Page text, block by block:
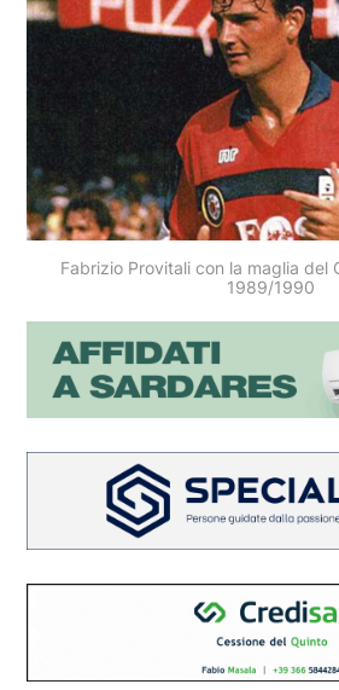
Fabrizio Provitali con la maglia del
1989/1990